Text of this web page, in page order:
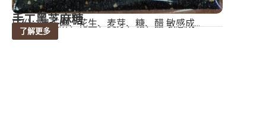
手工黑芝麻糖
成份：黑芝麻、花生、麦芽、糖、醋 敏感成...
了解更多